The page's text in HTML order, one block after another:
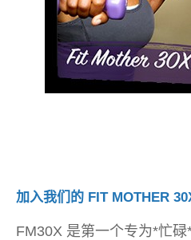
加入我们的 FIT MOTHER
FM30X 是第一个专为*忙